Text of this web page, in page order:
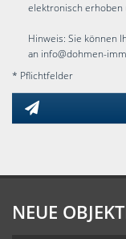
elektronisch erhoben
Hinweis: Sie können
an info@dohmen-
* Pflichtfelder
NEUE